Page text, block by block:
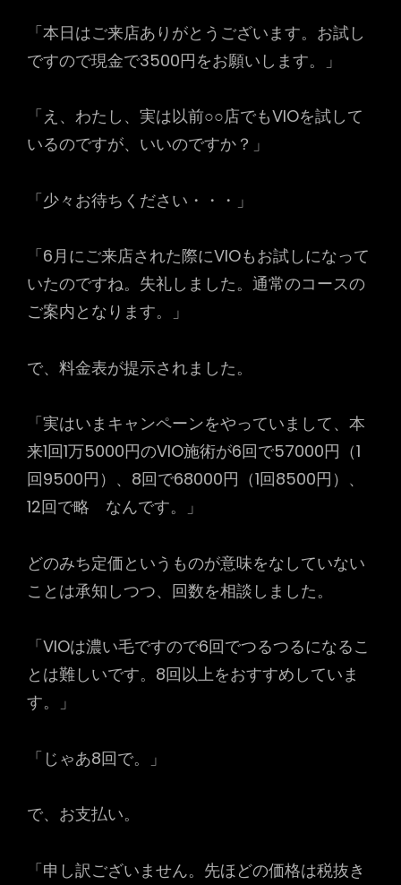
「本日はご来店ありがとうございます。お試し
ですので現金で3500円をお願いします。」
「え、わたし、実は以前○○店でもVIOを試して
いるのですが、いいのですか？」
「少々お待ちください・・・」
「6月にご来店された際にVIOもお試しになって
いたのですね。失礼しました。通常のコースの
ご案内となります。」
で、料金表が提示されました。
「実はいまキャンペーンをやっていまして、本
来1回1万5000円のVIO施術が6回で57000円（1
回9500円）、8回で68000円（1回8500円）、
12回で略 なんです。」
どのみち定価というものが意味をなしていない
ことは承知しつつ、回数を相談しました。
「VIOは濃い毛ですので6回でつるつるになるこ
とは難しいです。8回以上をおすすめしていま
す。」
「じゃあ8回で。」
で、お支払い。
「申し訳ございません。先ほどの価格は税抜き